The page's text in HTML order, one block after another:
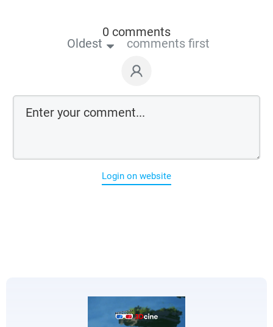
0 comments
Oldest comments first
Login on website